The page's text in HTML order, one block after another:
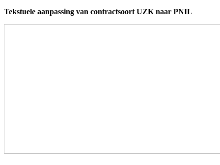
Tekstuele aanpassing van contractsoort UZK naar PNIL